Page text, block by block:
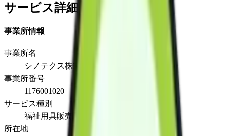
サービス詳細
事業所情報
事業所名
シノテクス株式会社
事業所番号
1176001020
サービス種別
福祉用具販売
所在地